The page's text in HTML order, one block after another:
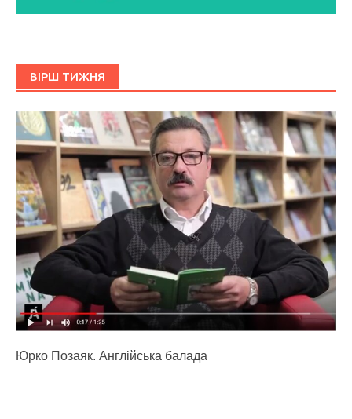
ВІРШ ТИЖНЯ
Юрко Позаяк. Англійська балада